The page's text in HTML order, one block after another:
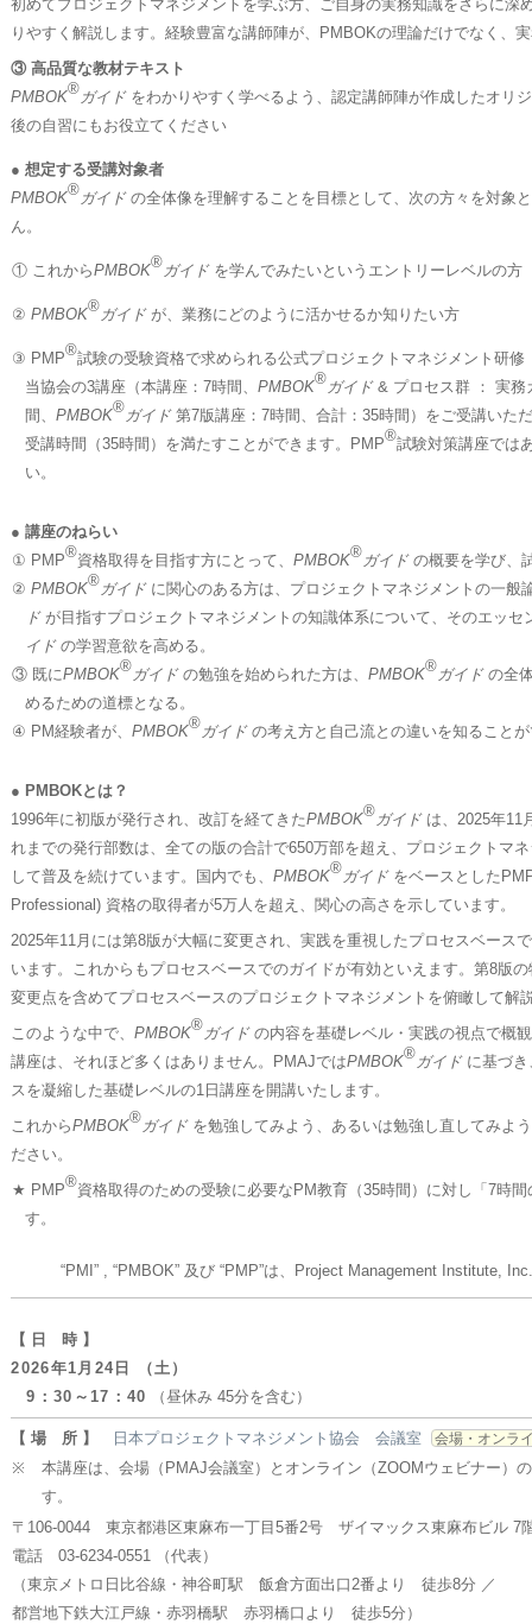
初めてプロジェクトマネジメントを学ぶ方、ご自身の実務知識をさらに深
りやすく解説します。経験豊富な講師陣が、PMBOKの理論だけでなく、
③ 高品質な教材テキスト
PMBOK
®
ガイドをわかりやすく学べるよう、認定講師陣が作成したオリ
後の自習にもお役立てください
● 想定する受講対象者
PMBOK
®
ガイドの全体像を理解することを目標として、次の方々を対象
ん。
① これからPMBOK
®
ガイドを学んでみたいというエントリーレベルの方
②PMBOK
®
ガイドが、業務にどのように活かせるか知りたい方
③ PMP
®
試験の受験資格で求められる公式プロジェクトマネジメント研
当協会の3講座（本講座：7時間、 PMBOK
®
ガイド& プロセス群 ： 実務
間、 PMBOK
®
ガイド第7版講座：7時間、合計：35時間）をご受講いた
受講時間（35時間）を満たすことができます。PMP
®
試験対策講座では
い。
● 講座のねらい
① PMP
®
資格取得を目指す方にとって、PMBOK
®
ガイドの概要を学び、
②PMBOK
®
ガイドに関心のある方は、プロジェクトマネジメントの一般
ドが目指すプロジェクトマネジメントの知識体系について、そのエッセ
イドの学習意欲を高める。
③ 既にPMBOK
®
ガイドの勉強を始められた方は、PMBOK
®
ガイドの全
めるための道標となる。
④ PM経験者が、PMBOK
®
ガイドの考え方と自己流との違いを知ること
● PMBOKとは？
1996年に初版が発行され、改訂を経てきたPMBOK
®
ガイドは、2025年11
れまでの発行部数は、全ての版の合計で650万部を超え、プロジェクトマ
して普及を続けています。国内でも、PMBOK
®
ガイドをベースとした
Professional) 資格の取得者が5万人を超え、関心の高さを示しています。
2025年11月には第8版が大幅に変更され、実践を重視したプロセスベース
います。これからもプロセスベースでのガイドが有効といえます。第8版
変更点を含めてプロセスベースのプロジェクトマネジメントを俯瞰して解
このような中で、PMBOK
®
ガイドの内容を基礎レベル・実践の視点で概
講座は、それほど多くはありません。PMAJではPMBOK
®
ガイドに基づき
スを凝縮した基礎レベルの1日講座を開講いたします。
これからPMBOK
®
ガイドを勉強してみよう、あるいは勉強し直してみよ
ださい。
★ PMP
®
資格取得のための受験に必要なPM教育（35時間）に対し「7時
す。
“PMI” , “PMBOK” 及び “PMP”は、Project Management Institute,
【 日 時 】
2026年1月24日 （土）
9：30～17：40 （昼休み 45分を含む）
【 場 所 】 日本プロジェクトマネジメント協会 会議室 会場・オンラ
※
本講座は、会場（PMAJ会議室）とオンライン（ZOOMウェビナー）
す。
〒106-0044 東京都港区東麻布一丁目5番2号 ザイマックス東麻布ビル 7
電話 03-6234-0551 （代表）
（東京メトロ日比谷線・神谷町駅 飯倉方面出口2番より 徒歩8分 ／
都営地下鉄大江戸線・赤羽橋駅 赤羽橋口より 徒歩5分）